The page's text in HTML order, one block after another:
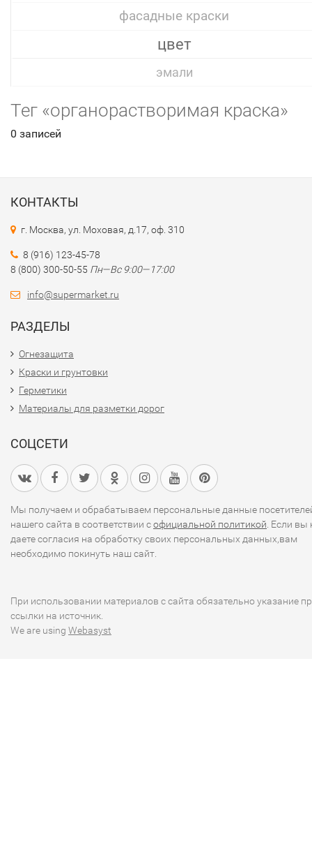
фасадные краски
цвет
эмали
Тег «органорастворимая краска»
0 записей
КОНТАКТЫ
г. Москва, ул. Моховая, д.17, оф. 310
8 (916) 123-45-78
8 (800) 300-50-55 Пн—Вс 9:00—17:00
info@supermarket.ru
РАЗДЕЛЫ
Огнезащита
Краски и грунтовки
Герметики
Материалы для разметки дорог
СОЦСЕТИ
Мы получаем и обрабатываем персональные данные
нашего сайта в соответствии софициальной политикой . Если вы
даете согласия на обработку своих персональных данных,вам
необходимо покинуть наш сайт.
При использовании материалов с сайта обязательно указание
ссылки на источник.
We are using Webasyst